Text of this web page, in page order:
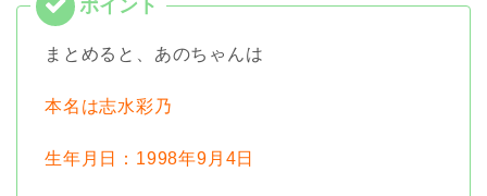
まとめると、あのちゃんは
本名は志水彩乃
生年月日：1998年9月4日